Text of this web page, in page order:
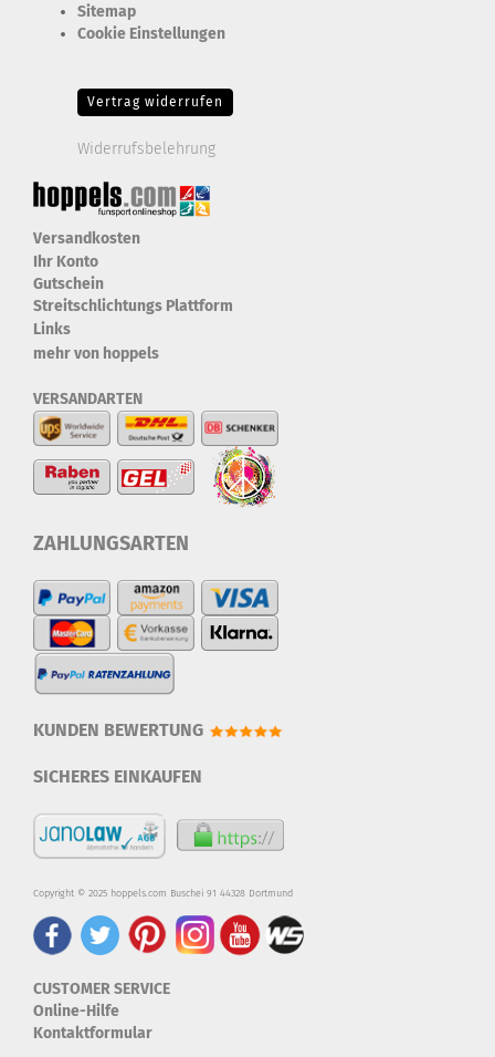
Sitemap
Cookie Einstellungen
Vertrag widerrufen
Widerrufsbelehrung
Versandkosten
Ihr Konto
Gutschein
Streitschlichtungs Plattform
Links
mehr von hoppels
VERSANDARTEN
ZAHLUNGSARTEN
KUNDEN BEWERTUNG
SICHERES EINKAUFEN
Copyright © 2025 hoppels.com Buschei 91 44328 Dortmund
CUSTOMER SERVICE
Online-Hilfe
Kontaktformular